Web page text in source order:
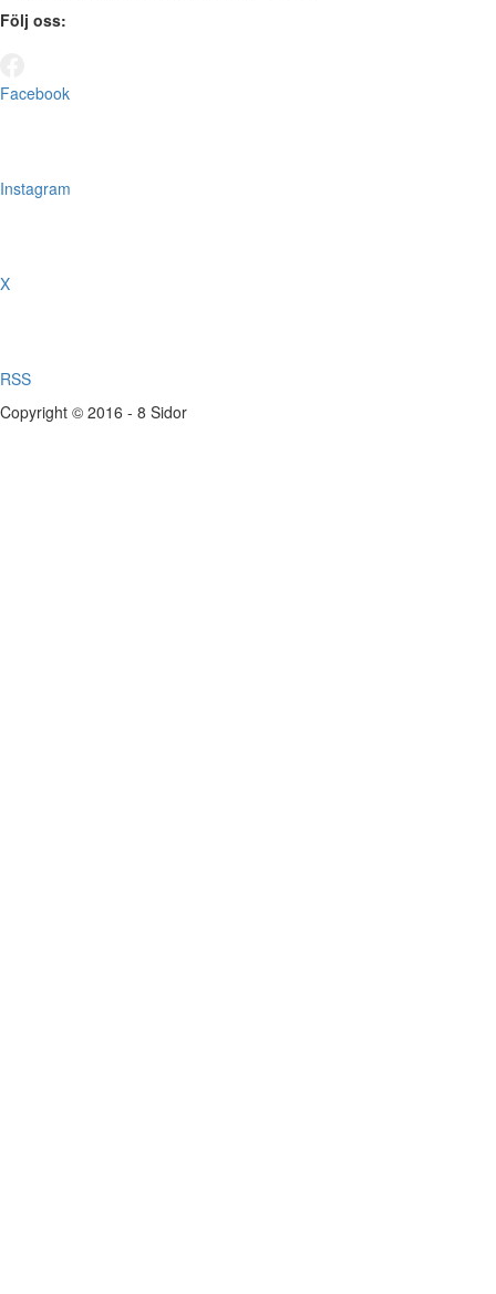
Följ oss:
Facebook
Instagram
X
RSS
Copyright © 2016 - 8 Sidor